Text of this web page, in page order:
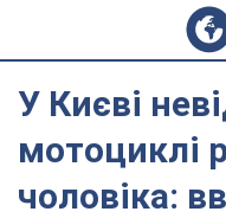
У Києві
мотоциклі
чоловіка: